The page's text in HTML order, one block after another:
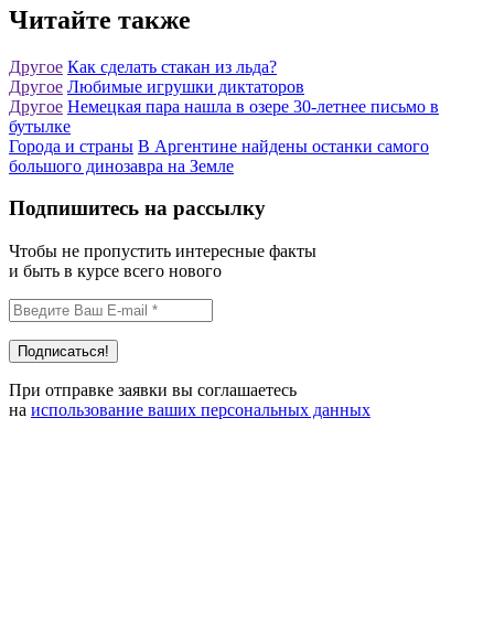
Читайте также
Другое Как сделать стакан из льда?
Другое Любимые игрушки диктаторов
Другое Немецкая пара нашла в озере 30-летнее письмо в
бутылке
Города и страны В Аргентине найдены останки самого
большого динозавра на Земле
Подпишитесь на рассылку
Чтобы не пропустить интересные факты
и быть в курсе всего нового
При отправке заявки вы соглашаетесь
на использование ваших персональных данных